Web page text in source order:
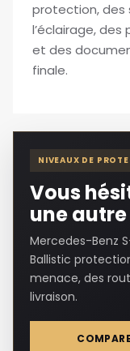
protection, des
l’éclairage,
et des
finale.
NIVEAUX DE
Vous
une
Mercedes-Benz
Ballistic
menace, des
livraison.